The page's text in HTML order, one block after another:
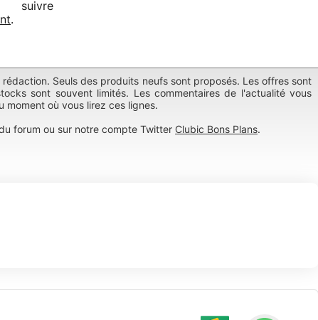
suivre
.
Seuls des produits neufs sont proposés. Les offres sont
sont souvent limités. Les commentaires de l'actualité vous
où vous lirez ces lignes.
forum ou sur notre compte Twitter Clubic Bons Plans.